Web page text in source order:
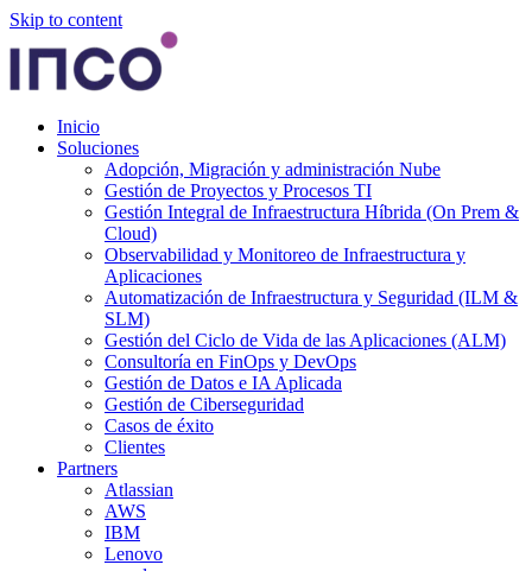
Skip to content
Inicio
Soluciones
Adopción, Migración y administración Nube
Gestión de Proyectos y Procesos TI
Gestión Integral de Infraestructura Híbrida (On Prem &
Cloud)
Observabilidad y Monitoreo de Infraestructura y
Aplicaciones
Automatización de Infraestructura y Seguridad (ILM &
SLM)
Gestión del Ciclo de Vida de las Aplicaciones (ALM)
Consultoría en FinOps y DevOps
Gestión de Datos e IA Aplicada
Gestión de Ciberseguridad
Casos de éxito
Clientes
Partners
Atlassian
AWS
IBM
Lenovo